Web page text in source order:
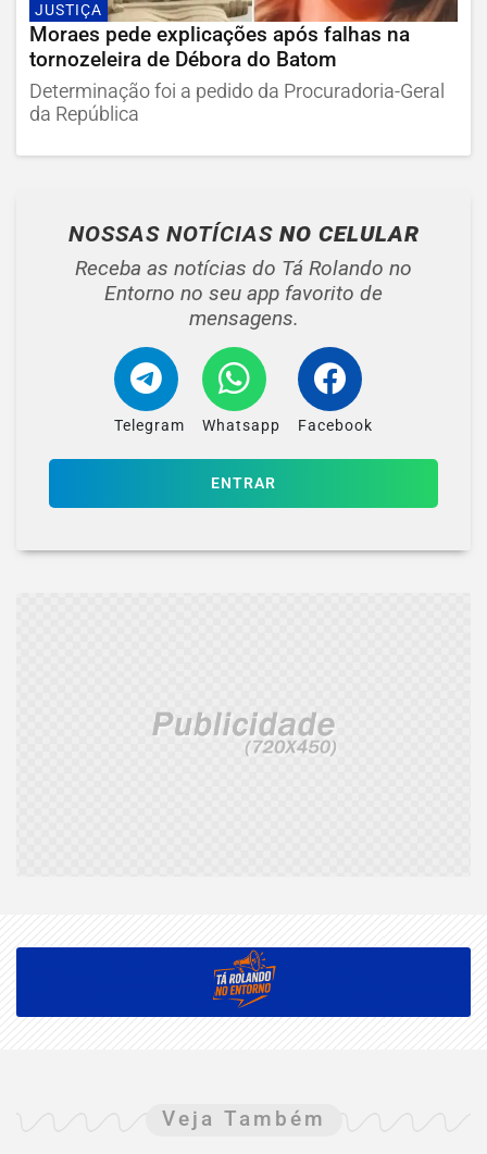
JUSTIÇA
Moraes pede explicações após falhas na
tornozeleira de Débora do Batom
Determinação foi a pedido da Procuradoria-Geral
da República
NOSSAS NOTÍCIAS NO CELULAR
Receba as notícias do Tá Rolando no
Entorno no seu app favorito de
mensagens.
Telegram Whatsapp Facebook
ENTRAR
Veja Também